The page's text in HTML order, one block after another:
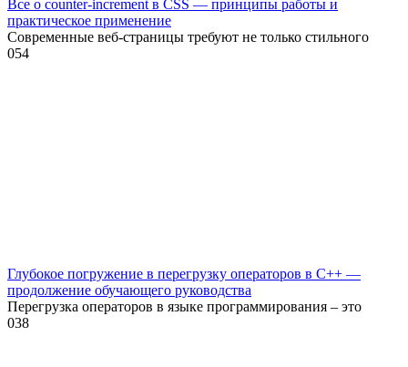
Все о counter-increment в CSS — принципы работы и
практическое применение
Современные веб-страницы требуют не только стильного
054
Глубокое погружение в перегрузку операторов в C++ —
продолжение обучающего руководства
Перегрузка операторов в языке программирования – это
038